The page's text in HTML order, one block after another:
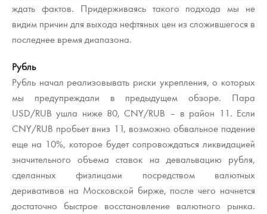
Флот: ледоколы и корабли
Ювелирные изделия
Русская нумизматика
Золотая карманная галерея
Наборы подарочных и коллекционных монет
Монеты и жетоны из недрагоценных металлов
Книги по нумизматике
Политика конфиденциальности
Положение по обработке и защите персональных данных
ждать фактов. Придерживаясь такого подхода мы не
видим причин для выхода нефтяных цен из сложившегося в
последнее время диапазона.
Рубль
Рубль начал реализовывать риски укрепления, о которых
мы предупреждали в предыдущем обзоре. Пара
USD/RUB ушла ниже 80, CNY/RUB – в район 11. Если
CNY/RUB пробьет вниз 11, возможно обвальное падение
еще на 10%, которое будет сопровождаться ликвидацией
значительного объема ставок на девальвацию рубля,
сделанных физлицами посредством валютных
деривативов на Московской бирже, после чего начнется
достаточно быстрое восстановление валютного рынка.